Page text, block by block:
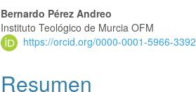
Bernardo Pérez Andreo
Instituto Teológico de Murcia OFM
https://orcid.org/0000-0001-5966-3392
Resumen